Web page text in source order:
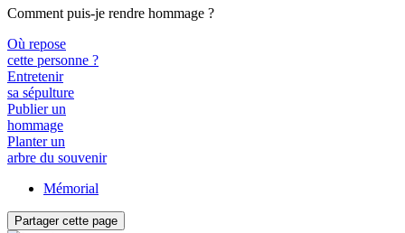
Comment puis-je rendre hommage ?
Où repose
cette personne ?
Entretenir
sa sépulture
Publier un
hommage
Planter un
arbre du souvenir
Mémorial
Partager cette page